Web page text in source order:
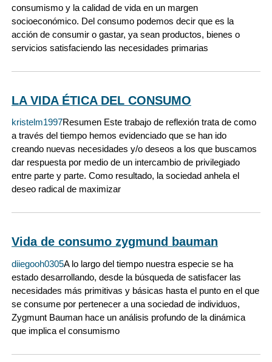
consumismo y la calidad de vida en un margen
socioeconómico. Del consumo podemos decir que es la
acción de consumir o gastar, ya sean productos, bienes o
servicios satisfaciendo las necesidades primarias
LA VIDA ÉTICA DEL CONSUMO
kristelm1997Resumen Este trabajo de reflexión trata de como
a través del tiempo hemos evidenciado que se han ido
creando nuevas necesidades y/o deseos a los que buscamos
dar respuesta por medio de un intercambio de privilegiado
entre parte y parte. Como resultado, la sociedad anhela el
deseo radical de maximizar
Vida de consumo zygmund bauman
diiegooh0305A lo largo del tiempo nuestra especie se ha
estado desarrollando, desde la búsqueda de satisfacer las
necesidades más primitivas y básicas hasta el punto en el que
se consume por pertenecer a una sociedad de individuos,
Zygmunt Bauman hace un análisis profundo de la dinámica
que implica el consumismo